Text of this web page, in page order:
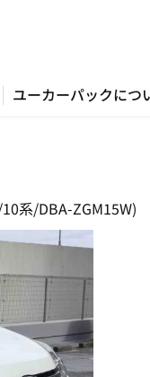
ユーカーパックにつ
系/DBA-ZGM15W)